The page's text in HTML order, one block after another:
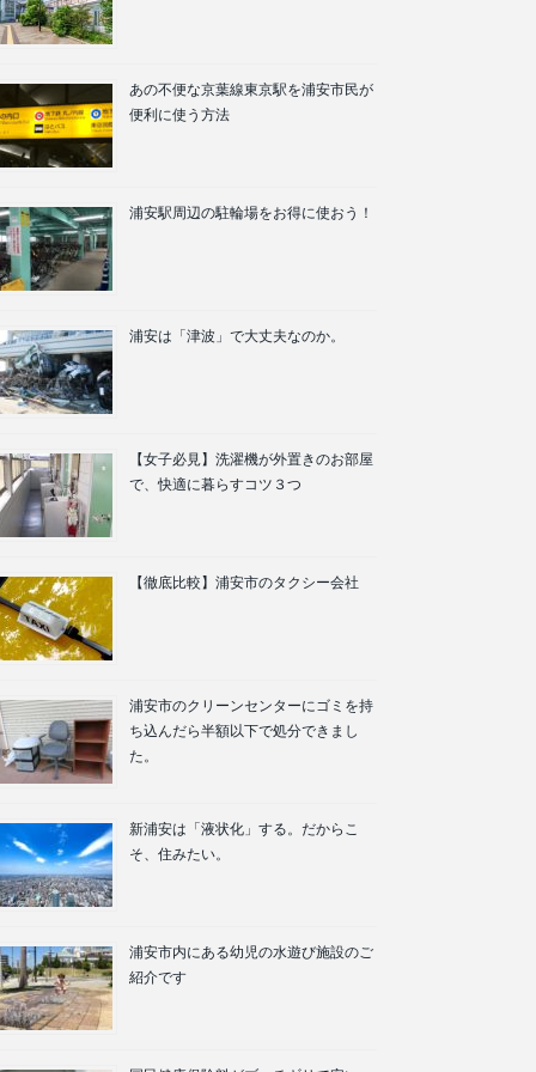
あの不便な京葉線東京駅を浦安市民が
便利に使う方法
浦安駅周辺の駐輪場をお得に使おう！
浦安は「津波」で大丈夫なのか。
【女子必見】洗濯機が外置きのお部屋
で、快適に暮らすコツ３つ
【徹底比較】浦安市のタクシー会社
浦安市のクリーンセンターにゴミを持
ち込んだら半額以下で処分できまし
た。
新浦安は「液状化」する。だからこ
そ、住みたい。
浦安市内にある幼児の水遊び施設のご
紹介です